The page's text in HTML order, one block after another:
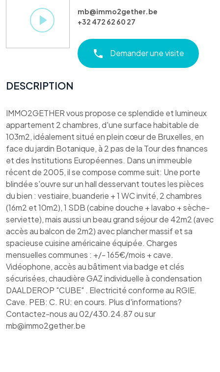
mb@immo2gether.be
+32 472 62 60 27
Demander une visite
DESCRIPTION
IMMO2GETHER vous propose ce splendide et lumineux
appartement 2 chambres, d'une surface habitable de
103m2, idéalement situé en plein cœur de Bruxelles, en
face du jardin Botanique, à 2 pas de la Tour des finances
et des Institutions Européennes. Dans un immeuble
récent de 2005, il se compose comme suit: Une porte
blindée s'ouvre sur un hall desservant toutes les pièces
du bien : vestiaire, buanderie + 1 WC invité, 2 chambres
(16m2 et 10m2), 1 SDB (cabine douche + lavabo + sèche-
serviette), mais aussi un beau grand séjour de 42m2 (avec
accès au balcon de 2m2) avec plancher massif et sa
spacieuse cuisine américaine équipée. Charges
mensuelles communes : +/- 165€/mois + cave.
Vidéophone, accès au bâtiment via badge et clés
sécurisées, chaudière GAZ individuelle à condensation
DAALDEROP "CUBE" . Electricité conforme au RGIE.
Cave. PEB: C. RU: en cours. Plus d'informations?
Contactez-nous au 02/430.24.87 ou sur
mb@immo2gether.be